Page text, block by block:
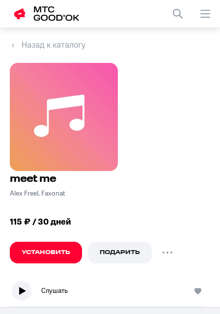
Назад к каталогу
meet me
Alex Freel, Faxonat
115 ₽ / 30 дней
УСТАНОВИТЬ ПОДАРИТЬ
Слушать